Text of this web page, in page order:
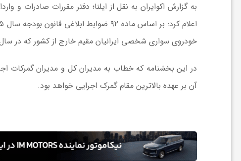
به گزارش اکوایران به نقل از ایلنا؛ دفتر مقررات صادرات و
خودروی سواری شخصی ایرانیان مقیم خارج از کشور که در سال ۱۴۰۴ آغاز شده بود، در سال ۱۴۰۵ نیز استمرار
در این بخشنامه که خطاب به مدیران کل و مدیران
آن بر عهده بالاترین مقام گمرک اجرایی خواهد بود.